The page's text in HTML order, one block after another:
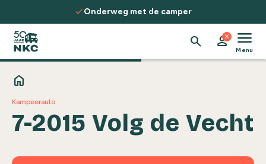
Spring naar de inhoud
checkOnderweg met de camper
search person
close menu
Menu
home
Kampeerauto
7-2015 Volg de Vecht